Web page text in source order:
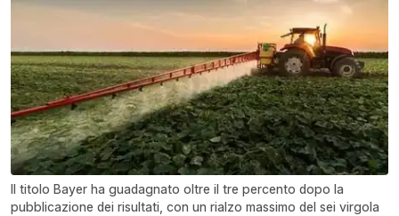
Il titolo Bayer ha guadagnato oltre il tre percento dopo la
pubblicazione dei risultati, con un rialzo massimo del sei virgola